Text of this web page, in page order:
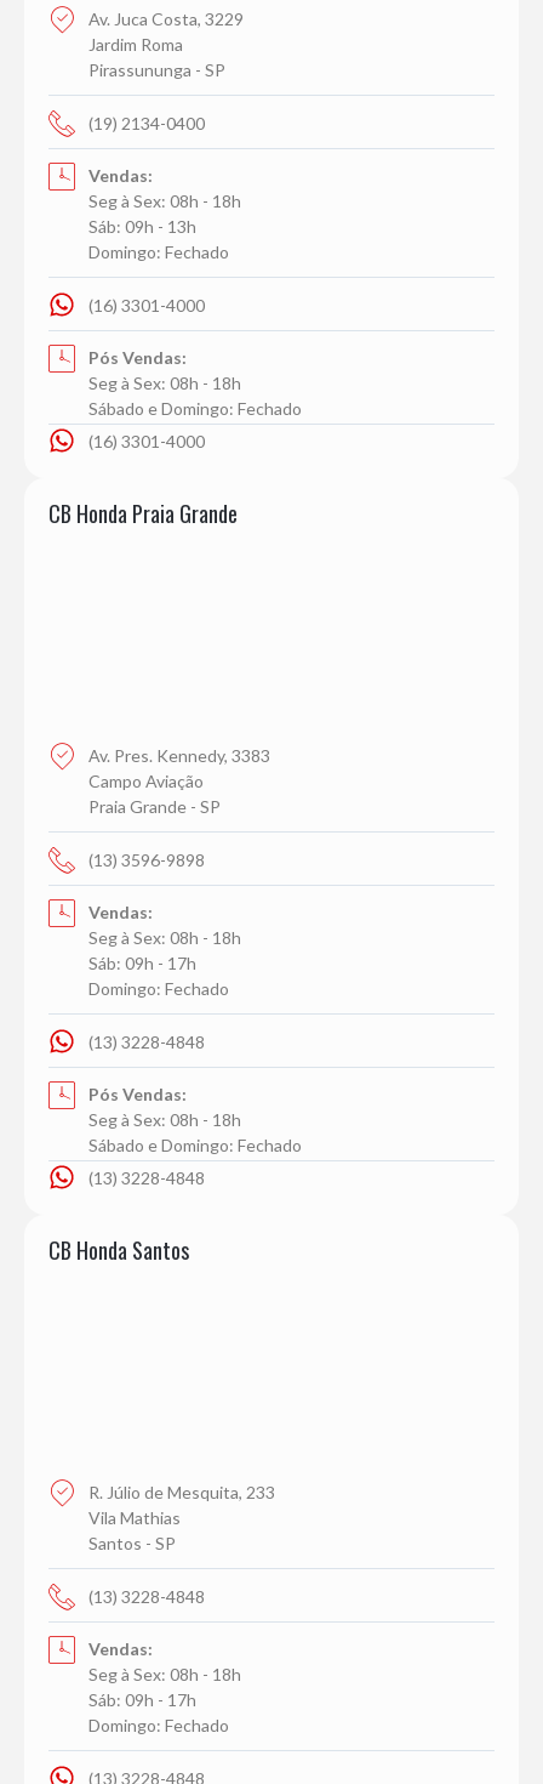
Av. Juca Costa, 3229
Jardim Roma
Pirassununga - SP
(19) 2134-0400
Vendas:
Seg à Sex: 08h - 18h
Sáb: 09h - 13h
Domingo: Fechado
(16) 3301-4000
Pós Vendas:
Seg à Sex: 08h - 18h
Sábado e Domingo: Fechado
(16) 3301-4000
CB Honda Praia Grande
Av. Pres. Kennedy, 3383
Campo Aviação
Praia Grande - SP
(13) 3596-9898
Vendas:
Seg à Sex: 08h - 18h
Sáb: 09h - 17h
Domingo: Fechado
(13) 3228-4848
Pós Vendas:
Seg à Sex: 08h - 18h
Sábado e Domingo: Fechado
(13) 3228-4848
CB Honda Santos
R. Júlio de Mesquita, 233
Vila Mathias
Santos - SP
(13) 3228-4848
Vendas:
Seg à Sex: 08h - 18h
Sáb: 09h - 17h
Domingo: Fechado
(13) 3228-4848